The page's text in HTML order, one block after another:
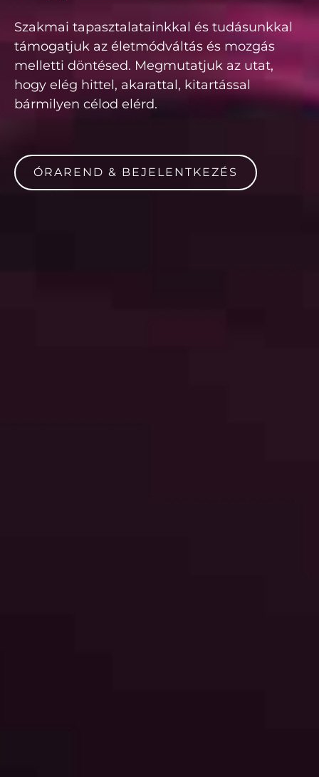
Szakmai tapasztalatainkkal és tudásunkkal
támogatjuk az életmódváltás és mozgás
melletti döntésed. Megmutatjuk az utat,
hogy elég hittel, akarattal, kitartással
bármilyen célod elérd.
ÓRAREND & BEJELENTKEZÉS